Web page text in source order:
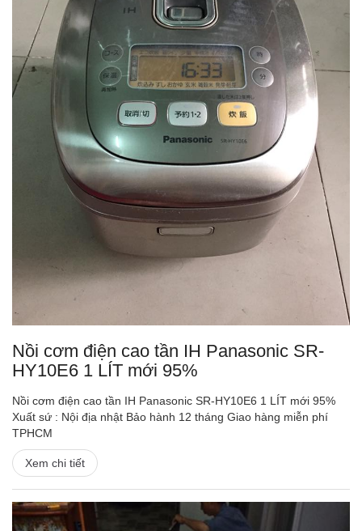
Nồi cơm điện cao tần IH Panasonic SR-
HY10E6 1 LÍT mới 95%
Nồi cơm điện cao tần IH Panasonic SR-HY10E6 1 LÍT mới 95%
Xuất sứ : Nội địa nhật Bảo hành 12 tháng Giao hàng miễn phí
TPHCM
Xem chi tiết